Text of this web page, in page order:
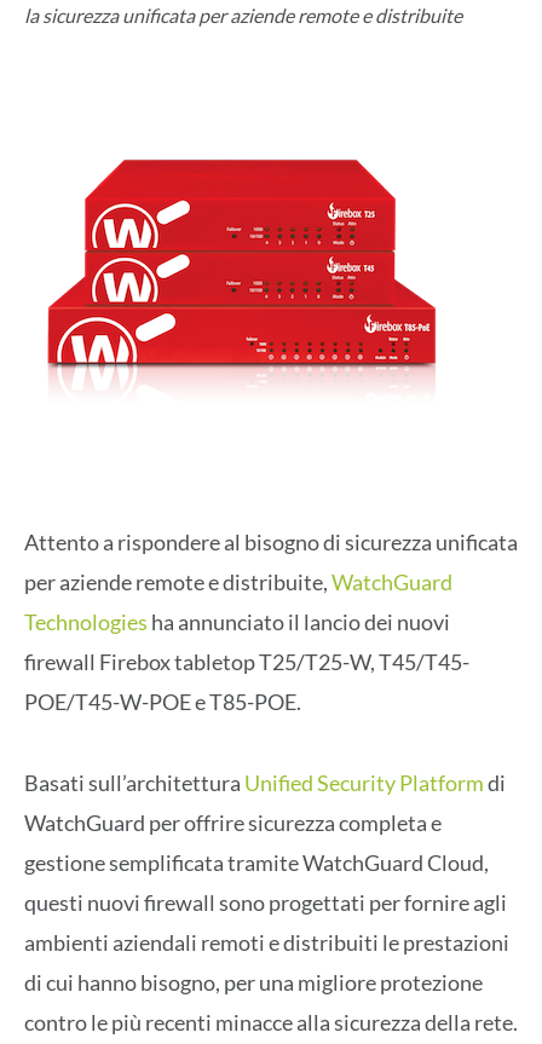
la sicurezza unificata per aziende remote e distribuite
Attento a rispondere al bisogno di sicurezza unificata
per aziende remote e distribuite,WatchGuard
Technologies ha annunciato il lancio dei nuovi
firewall Firebox tabletop T25/T25-W, T45/T45-
POE/T45-W-POE e T85-POE.
Basati sull’architettura Unified Security Platformdi
WatchGuard per offrire sicurezza completa e
gestione semplificata tramite WatchGuard Cloud,
questi nuovi firewall sono progettati per fornire agli
ambienti aziendali remoti e distribuiti le prestazioni
di cui hanno bisogno, per una migliore protezione
contro le più recenti minacce alla sicurezza della rete.